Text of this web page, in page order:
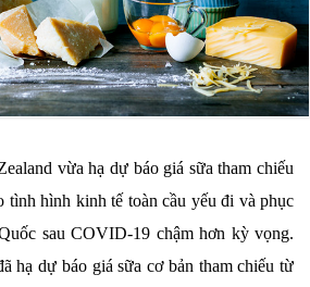
vừa hạ dự báo giá sữa tham chiếu
tình hình kinh tế toàn cầu yếu đi và phục
sau COVID-19 chậm hơn kỳ vọng.
hạ dự báo giá sữa cơ bản tham chiếu từ